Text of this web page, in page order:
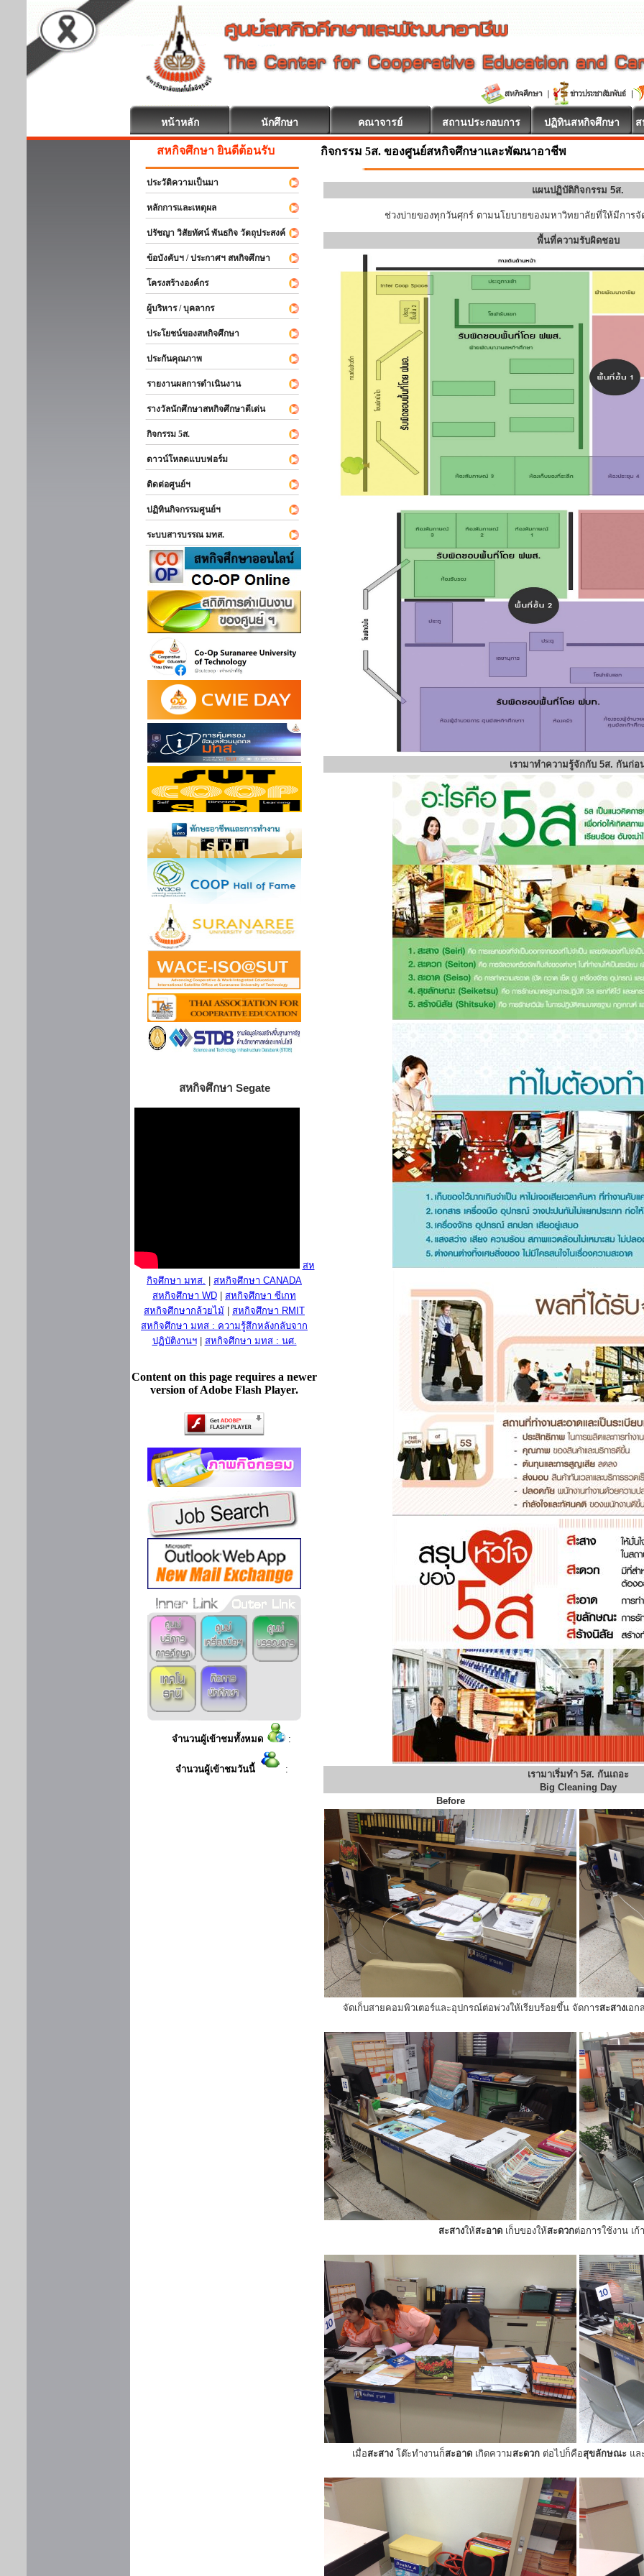
หน้าหลัก นักศึกษา คณาจารย์ สถานประกอบการ ปฏิทินสหกิจศึกษา
สหกิจศึกษา ยินดีต้อนรับ
ประวัติความเป็นมา
หลักการและเหตุผล
ปรัชญา วิสัยทัศน์ พันธกิจ วัตถุประสงค์
ข้อบังคับฯ / ประกาศฯ สหกิจศึกษา
โครงสร้างองค์กร
ผู้บริหาร / บุคลากร
ประโยชน์ของสหกิจศึกษา
ประกันคุณภาพ
รายงานผลการดำเนินงาน
รางวัลนักศึกษาสหกิจศึกษาดีเด่น
กิจกรรม 5ส.
ดาวน์โหลดแบบฟอร์ม
ติดต่อศูนย์ฯ
ปฏิทินกิจกรรมศูนย์ฯ
ระบบสารบรรณ มทส.
สหกิจศึกษา Segate
สห
กิจศึกษา มทส.
สหกิจศึกษา CANADA
สหกิจศึกษา WD
สหกิจศึกษา ซีเกท
สหกิจศึกษากล้วยไม้
สหกิจศึกษา RMIT
สหกิจศึกษา มทส : ความรู้สึกหลังกลับจาก
ปฏิบัติงานฯ| สหกิจศึกษา มทส : นศ.
Content on this page requires a newer
version of Adobe Flash Player.
จำนวนผู้เข้าชมทั้งหมด :
จำนวนผู้เข้าชมวันนี้ :
กิจกรรม 5ส. ของศูนย์สหกิจศึกษาและพัฒนาอาชีพ
แผนปฏิบัติกิจกรรม 5ส.
ช่วงบ่ายของทุกวันศุกร์ ตามนโยบายของมหาวิทยาลัยที่ให้มีการจั
พื้นที่ความรับผิดชอบ
เรามาทำความรู้จักกับ 5ส. กันก่อ
เรามาเริ่มทำ 5ส. กันเถอะ
Big Cleaning Day
Before
จัดเก็บสายคอมพิวเตอร์และอุปกรณ์ต่อพ่วงให้เรียบร้อยขึ้น จัดการสะสางเอก
สะสางให้สะอาดเก็บของให้สะดวกต่อการใช้งาน เก้
เมื่อสะสางโต๊ะทำงานก็สะอาดเกิดความสะดวกต่อไปก็คือสุขลักษณะ แล